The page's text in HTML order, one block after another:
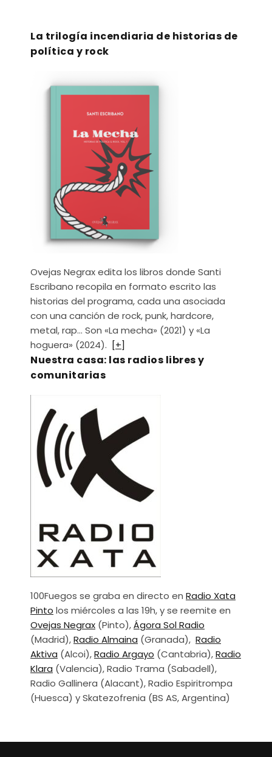
La trilogía incendiaria de historias de
política y rock
Ovejas Negrax edita los libros donde Santi
Escribano recopila en formato escrito las
historias del programa, cada una asociada
con una canción de rock, punk, hardcore,
metal, rap… Son «La mecha» (2021) y «La
hoguera» (2024). [+]
Nuestra casa: las radios libres y
comunitarias
100Fuegos se graba en directo en Radio Xata
Pinto los miércoles a las 19h, y se reemite en
Ovejas Negrax (Pinto),Ágora Sol Radio
(Madrid),Radio Almaina (Granada), Radio
Aktiva (Alcoi),Radio Argayo (Cantabria),Radio
Klara (Valencia), Radio Trama (Sabadell),
Radio Gallinera (Alacant), Radio Espiritrompa
(Huesca) y Skatezofrenia (BS AS, Argentina)